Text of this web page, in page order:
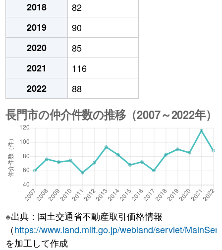
2018
82
2019
90
2020
85
2021
116
2022
88
※出典：国土交通省不動産取引価格情報
（https://www.land.mlit.go.jp/webland/servlet/
を加工して作成